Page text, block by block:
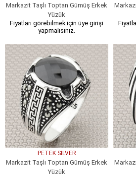
Markazit Taşlı Toptan Gümüş Erkek
Yüzük
Fiyatları görebilmek için üye girişi
yapmalısınız.
PETEK SILVER
Markazit Taşlı Toptan Gümüş Erkek
Yüzük